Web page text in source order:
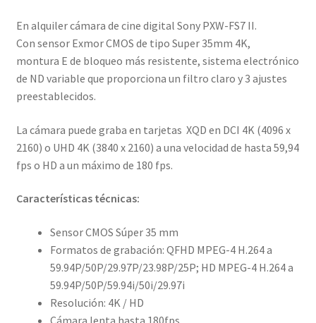
En alquiler cámara de cine digital Sony PXW-FS7 II.
Con sensor Exmor CMOS de tipo Super 35mm 4K,
montura E de bloqueo más resistente, sistema electrónico
de ND variable que proporciona un filtro claro y 3 ajustes
preestablecidos.
La cámara puede graba en tarjetas XQD en DCI 4K (4096 x
2160) o UHD 4K (3840 x 2160) a una velocidad de hasta 59,94
fps o HD a un máximo de 180 fps.
Características técnicas:
Sensor CMOS Súper 35 mm
Formatos de grabación: QFHD MPEG-4 H.264 a
59.94P/50P/29.97P/23.98P/25P; HD MPEG-4 H.264 a
59.94P/50P/59.94i/50i/29.97i
Resolución: 4K / HD